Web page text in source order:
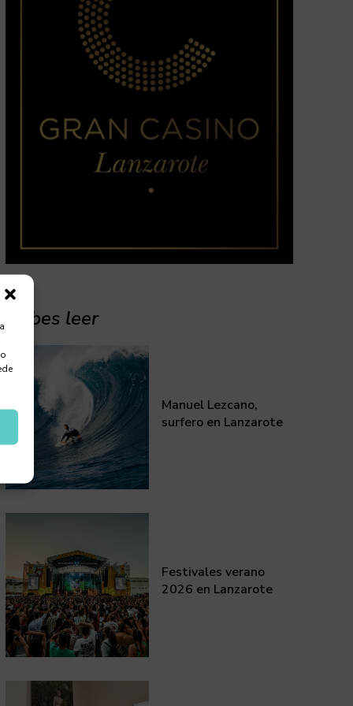
Debes leer
Manuel Lezcano,
surfero en Lanzarote
Festivales verano
2026 en Lanzarote